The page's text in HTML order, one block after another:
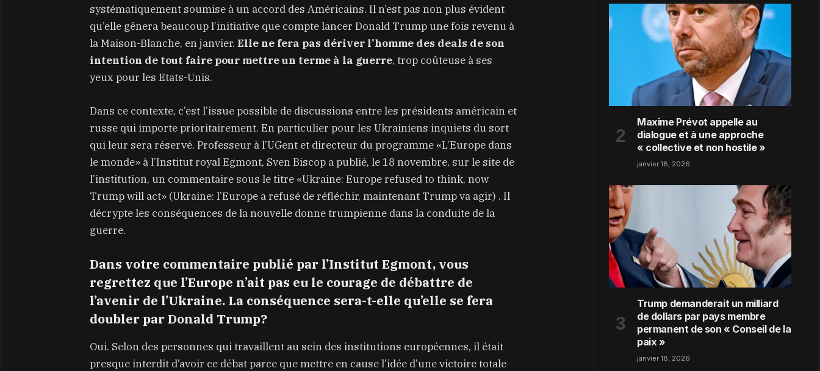
systématiquement soumise à un accord des Américains. Il n’est pas non plus évident
qu’elle gênera beaucoup l’initiative que compte lancer Donald Trump une fois revenu à
la Maison-Blanche, en janvier. Elle ne fera pas dériver l’homme des deals de son
intention de tout faire pour mettre un terme à la guerre, trop coûteuse à ses
yeux pour les Etats-Unis.
Dans ce contexte, c’est l’issue possible de discussions entre les présidents américain et
russe qui importe prioritairement. En particulier pour les Ukrainiens inquiets du sort
qui leur sera réservé. Professeur à l’UGent et directeur du programme «L’Europe dans
le monde» à l’Institut royal Egmont, Sven Biscop a publié, le 18 novembre, sur le site de
l’institution, un commentaire sous le titre «Ukraine: Europe refused to think, now
Trump will act» (Ukraine: l’Europe a refusé de réfléchir, maintenant Trump va agir) . Il
décrypte les conséquences de la nouvelle donne trumpienne dans la conduite de la
guerre.
Dans votre commentaire publié par l’Institut Egmont, vous
regrettez que l’Europe n’ait pas eu le courage de débattre de
l’avenir de l’Ukraine. La conséquence sera-t-elle qu’elle se fera
doubler par Donald Trump?
Oui. Selon des personnes qui travaillent au sein des institutions européennes, il était
presque interdit d’avoir ce débat parce que mettre en cause l’idée d’une victoire totale
Maxime Prévot appelle au
dialogue et à une approche
« collective et non hostile »
janvier 18, 2026
Trump demanderait un milliard
de dollars par pays membre
permanent de son « Conseil de la
paix »
janvier 18, 2026